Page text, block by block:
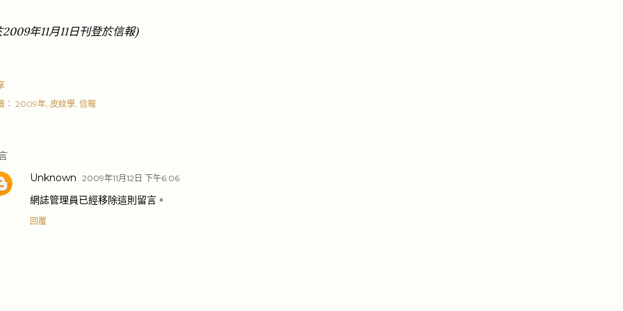
2009年11月11日刊登於信報)
： 2009年 皮紋學 信報
Unknown 2009年11月12日 下午6:06
網誌管理員已經移除這則留言。
回覆